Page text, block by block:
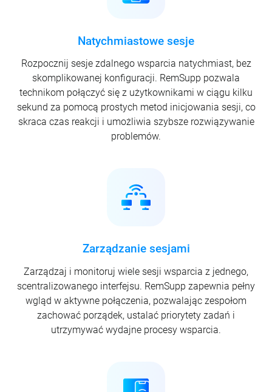
Natychmiastowe sesje
Rozpocznij sesje zdalnego wsparcia natychmiast, bez
skomplikowanej konfiguracji. RemSupp pozwala
technikom połączyć się z użytkownikami w ciągu kilku
sekund za pomocą prostych metod inicjowania sesji, co
skraca czas reakcji i umożliwia szybsze rozwiązywanie
problemów.
Zarządzanie sesjami
Zarządzaj i monitoruj wiele sesji wsparcia z jednego,
scentralizowanego interfejsu. RemSupp zapewnia pełny
wgląd w aktywne połączenia, pozwalając zespołom
zachować porządek, ustalać priorytety zadań i
utrzymywać wydajne procesy wsparcia.